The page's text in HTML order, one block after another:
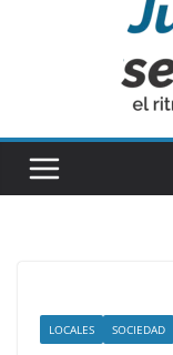
LOCALES SOCIEDAD